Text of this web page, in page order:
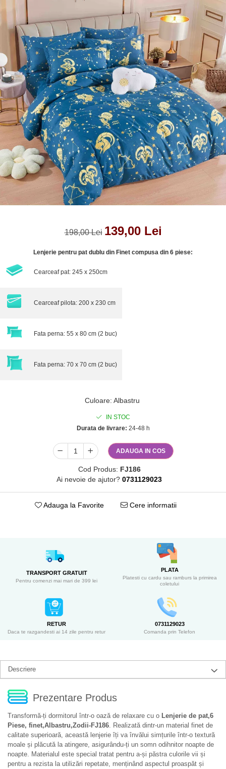
Lenjerii de pat Bumbac Poplin
Lenjerii de pat Catifea
Lenjerii de pat Damasc
Lenjerii de pat Finet + 2 Draperii
Lenjerii de pat Finet cu PLIURI
Lenjerii de pat finet Home
Lenjerii de pat Saten 4 piese cu
elastic
198,00 Lei 139,00 Lei
Lenjerie pentru pat dublu din Finet compusa din 6 piese:
Cearceaf pat: 245 x 250cm
Cearceaf pilota: 200 x 230 cm
Fata perna: 55 x 80 cm (2 buc)
Fata perna: 70 x 70 cm (2 buc)
Culoare: Albastru
IN STOC
Durata de livrare: 24-48 h
ADAUGA IN COS
Cod Produs: FJ186
Ai nevoie de ajutor? 0731129023
Adauga la Favorite Cere informatii
TRANSPORT GRATUIT
Pentru comenzi mai mari de 399 lei
PLATA
Platesti cu cardu sau ramburs la primirea
coletului
RETUR
Daca te razgandesti ai 14 zile pentru retur
0731129023
Comanda prin Telefon
Descriere
Prezentare Produs
Transformă-ți dormitorul într-o oază de relaxare cu o Lenjerie de pat,6
Piese, finet,Albastru,Zodii-FJ186. Realizată dintr-un material finet de
calitate superioară, această lenjerie îți va învălui simțurile într-o textură
moale și plăcută la atingere, asigurându-ți un somn odihnitor noapte de
noapte. Materialul este special tratat pentru a-și păstra culorile vii și
pentru a rezista la utilizări repetate, menținând aspectul proaspăt și